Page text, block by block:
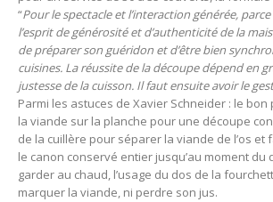
“Pour le spectacle et l’interaction générée, parce
l’esprit de générosité et d’authenticité de la
de préparer son guéridon et d’être bien
cuisines. La réussite de la découpe dépend en
justesse de la cuisson. Il faut ensuite avoir le
Parmi les astuces de Xavier Schneider : le
la viande sur la planche pour une découpe
de la cuillère pour séparer la viande de l’os et
le canon conservé entier jusqu’au moment du
garder au chaud, l’usage du dos de la
marquer la viande, ni perdre son jus.